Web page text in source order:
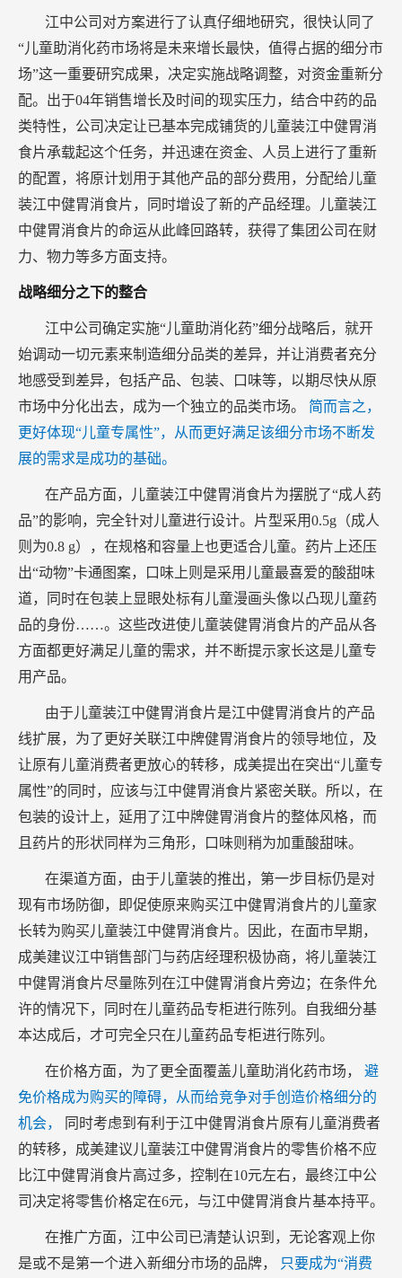
江中公司对方案进行了认真仔细地研究，很快认同了
“儿童助消化药市场将是未来增长最快，值得占据的细分市
场”这一重要研究成果，决定实施战略调整，对资金重新分
配。出于04年销售增长及时间的现实压力，结合中药的品
类特性，公司决定让已基本完成铺货的儿童装江中健胃消
食片承载起这个任务，并迅速在资金、人员上进行了重新
的配置，将原计划用于其他产品的部分费用，分配给儿童
装江中健胃消食片，同时增设了新的产品经理。儿童装江
中健胃消食片的命运从此峰回路转，获得了集团公司在财
力、物力等多方面支持。
战略细分之下的整合
江中公司确定实施“儿童助消化药”细分战略后，就开
始调动一切元素来制造细分品类的差异，并让消费者充分
地感受到差异，包括产品、包装、口味等，以期尽快从原
市场中分化出去，成为一个独立的品类市场。 简而言之，
更好体现“儿童专属性”，从而更好满足该细分市场不断发
展的需求是成功的基础。
在产品方面，儿童装江中健胃消食片为摆脱了“成人药
品”的影响，完全针对儿童进行设计。片型采用0.5g（成人
则为0.8 g），在规格和容量上也更适合儿童。药片上还压
出“动物”卡通图案，口味上则是采用儿童最喜爱的酸甜味
道，同时在包装上显眼处标有儿童漫画头像以凸现儿童药
品的身份……。这些改进使儿童装健胃消食片的产品从各
方面都更好满足儿童的需求，并不断提示家长这是儿童专
用产品。
由于儿童装江中健胃消食片是江中健胃消食片的产品
线扩展，为了更好关联江中牌健胃消食片的领导地位，及
让原有儿童消费者更放心的转移，成美提出在突出“儿童专
属性”的同时，应该与江中健胃消食片紧密关联。所以，在
包装的设计上，延用了江中牌健胃消食片的整体风格，而
且药片的形状同样为三角形，口味则稍为加重酸甜味。
在渠道方面，由于儿童装的推出，第一步目标仍是对
现有市场防御，即促使原来购买江中健胃消食片的儿童家
长转为购买儿童装江中健胃消食片。因此，在面市早期，
成美建议江中销售部门与药店经理积极协商，将儿童装江
中健胃消食片尽量陈列在江中健胃消食片旁边；在条件允
许的情况下，同时在儿童药品专柜进行陈列。自我细分基
本达成后，才可完全只在儿童药品专柜进行陈列。
在价格方面，为了更全面覆盖儿童助消化药市场， 避
免价格成为购买的障碍，从而给竞争对手创造价格细分的
机会，
同时考虑到有利于江中健胃消食片原有儿童消费者
的转移，成美建议儿童装江中健胃消食片的零售价格不应
比江中健胃消食片高过多，控制在10元左右，最终江中公
司决定将零售价格定在6元，与江中健胃消食片基本持平。
在推广方面，江中公司已清楚认识到，无论客观上你
是或不是第一个进入新细分市场的品牌，
只要成为“消费